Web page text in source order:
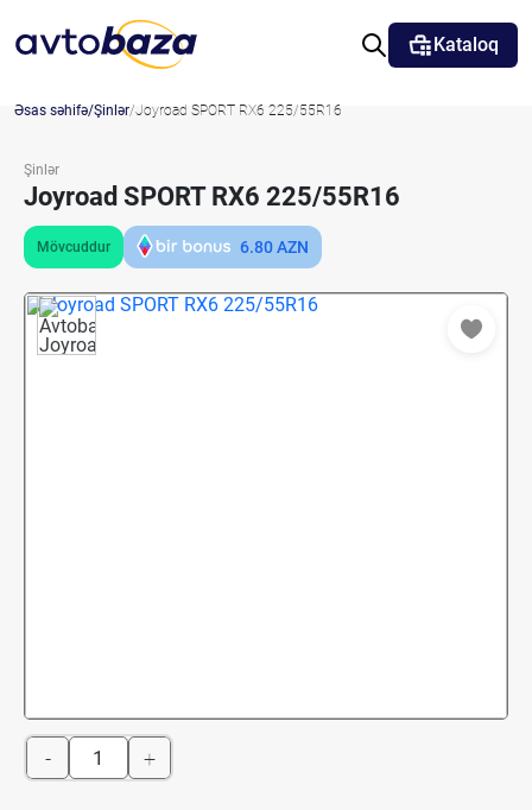
Kataloq
Əsas səhifə Şinlər Joyroad SPORT RX6 225/55R16
Şinlər
Joyroad SPORT RX6 225/55R16
Mövcuddur 6.80AZN
- +